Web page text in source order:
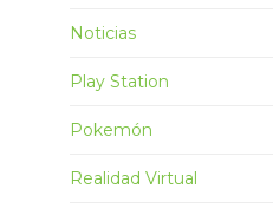
Noticias
Play Station
Pokemón
Realidad Virtual